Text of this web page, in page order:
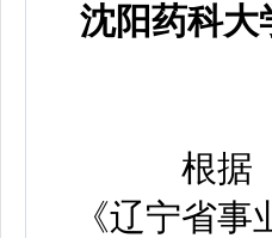
沈阳药科大
根据《
《辽宁省